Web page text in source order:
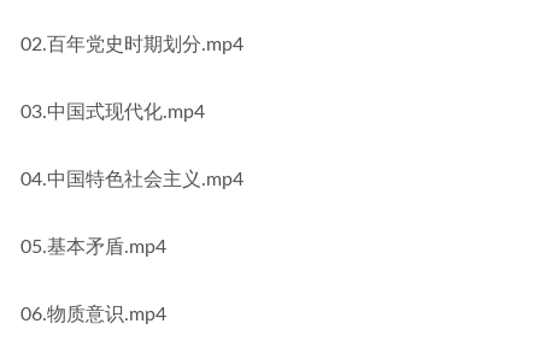
02.百年党史时期划分.mp4
03.中国式现代化.mp4
04.中国特色社会主义.mp4
05.基本矛盾.mp4
06.物质意识.mp4